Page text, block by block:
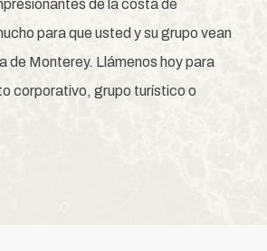
de la costa de
para que usted y su grupo vean
de Monterey. Llámenos hoy para
corporativo, grupo turístico o